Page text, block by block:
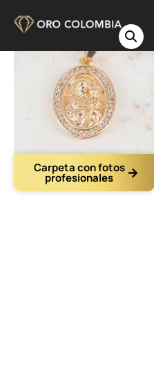
Carpeta con fotos
profesionales